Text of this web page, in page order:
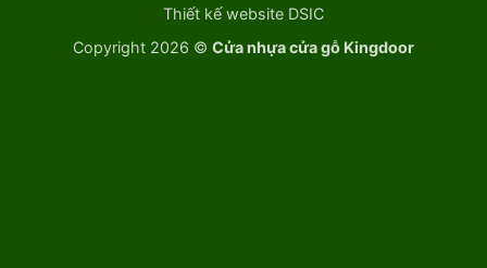
Thiết kế website DSIC
Copyright 2026 © Cửa nhựa cửa gỗ Kingdoor